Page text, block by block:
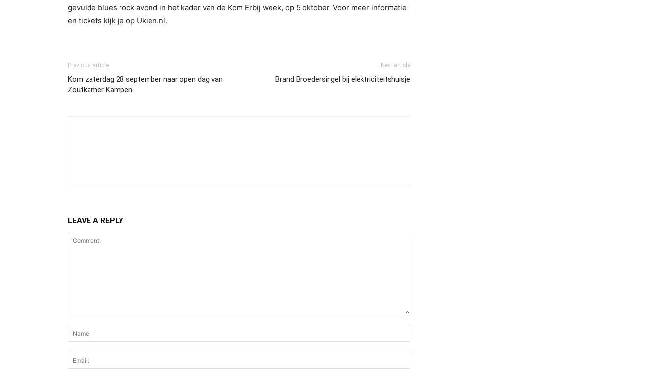
gevulde blues rock avond in het kader van de Kom Erbij week, op 5 oktober. Voor meer informatie
en tickets kijk je op Ukien.nl.
Previous article
Kom zaterdag 28 september naar open dag van
Zoutkamer Kampen
Next article
Brand Broedersingel bij elektriciteitshuisje
LEAVE A REPLY